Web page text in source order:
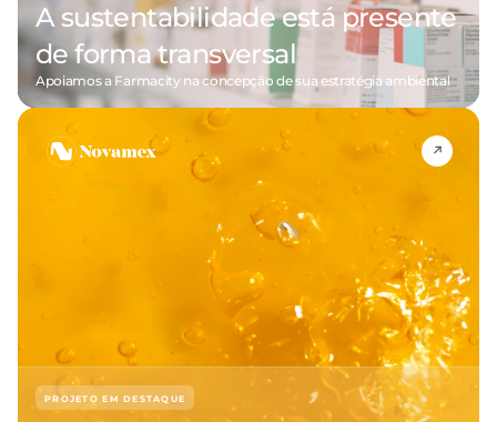
A sustentabilidade está presente
de forma transversal
Apoiamos a Farmacity na concepção de sua estratégia ambiental
PROJETO EM DESTAQUE